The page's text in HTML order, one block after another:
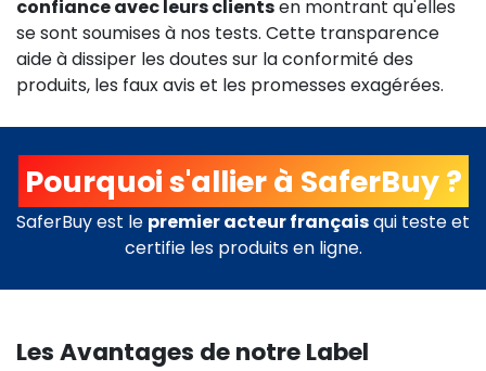
confiance avec leurs clientsen montrant qu'elles
se sont soumises à nos tests. Cette transparence
aide à dissiper les doutes sur la conformité des
produits, les faux avis et les promesses exagérées.
Pourquoi s'allier à SaferBuy ? ​
SaferBuy est le premier acteur françaisqui teste et
certifie les produits en ligne.
Les Avantages de notre Label